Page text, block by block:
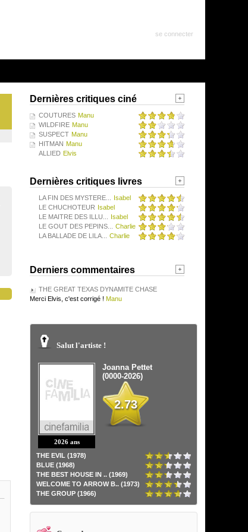
se connecter
Dernières critiques ciné
COUTURES Manu
WILDFIRE Manu
SUSPECT Manu
HITMAN Manu
ALLIED Elvis
Dernières critiques livres
LA FIN DES MYSTERE...
Isabel
LE CHUCHOTEUR Isabel
LE MAITRE DES ILLU...
Isabel
LE GOUT DES PEPINS...
Charlie
LA BALLADE DE LILA...
Charlie
Derniers commentaires
THE GREAT TEXAS DYNAMITE CHASE
Merci Elvis, c'est corrigé ! Manu
Salut l'artiste !
2026 ans
Joanna Pettet
(0000-2026)
2.73
THE EVIL (1978)
BLUE (1968)
THE BEST HOUSE IN .. (1969)
WELCOME TO ARROW B.. (1973)
THE GROUP (1966)